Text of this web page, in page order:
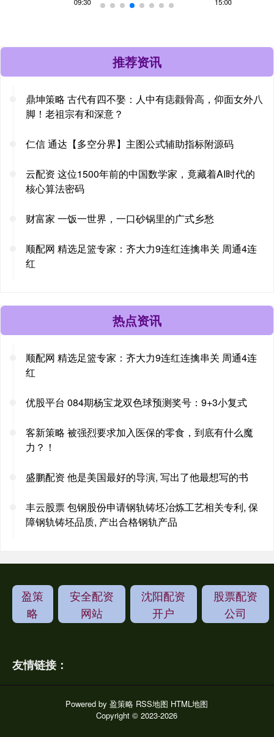
推荐资讯
鼎坤策略 古代有四不娶：人中有痣颧骨高，仰面女外八
脚！老祖宗有和深意？
仁信 通达【多空分界】主图公式辅助指标附源码
云配资 这位1500年前的中国数学家，竟藏着AI时代的
核心算法密码
财富家 一饭一世界，一口砂锅里的广式乡愁
顺配网 精选足篮专家：齐大力9连红连擒串关 周通4连
红
热点资讯
顺配网 精选足篮专家：齐大力9连红连擒串关 周通4连
红
优股平台 084期杨宝龙双色球预测奖号：9+3小复式
客新策略 被强烈要求加入医保的零食，到底有什么魔
力？！
盛鹏配资 他是美国最好的导演, 写出了他最想写的书
丰云股票 包钢股份申请钢轨铸坯冶炼工艺相关专利, 保
障钢轨铸坯品质, 产出合格钢轨产品
盈策
略
安全配资
网站
沈阳配资
开户
股票配资
公司
友情链接：
Powered by盈策略 RSS地图 HTML地图
Copyright© 2023-2026